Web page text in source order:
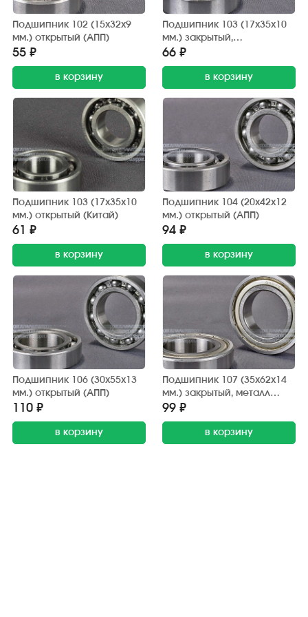
Подшипник 102 (15х32х9
мм.) открытый (АПП)
55 ₽
в корзину
Подшипник 103 (17х35х10
мм.) закрытый,
обрезиненный (АПП)
66 ₽
в корзину
Подшипник 103 (17х35х10
мм.) открытый (Китай)
61 ₽
в корзину
Подшипник 104 (20х42х12
мм.) открытый (АПП)
94 ₽
в корзину
Подшипник 106 (30х55х13
мм.) открытый (АПП)
110 ₽
в корзину
Подшипник 107 (35х62х14
мм.) закрытый, металл
(АПП)
99 ₽
в корзину